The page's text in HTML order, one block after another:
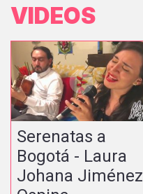
VIDEOS
Serenatas a
Bogotá - Laura
Johana Jiménez